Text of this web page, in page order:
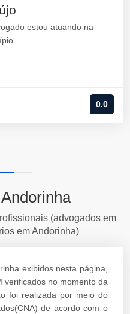
estou atuando na
0.0
(advogados em
em Andorinha)
exibidos nesta página,
verificados no momento da
foi realizada por meio do
de acordo com o